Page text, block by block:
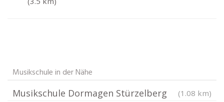
Musikschule in der Nähe
Musikschule Dormagen Stürzelberg (1.08 km)